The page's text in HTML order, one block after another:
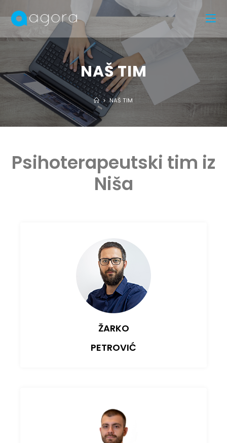
NAŠ TIM
> NAŠ TIM
Psihoterapeutski tim iz
Niša
ŽARKO
PETROVIĆ